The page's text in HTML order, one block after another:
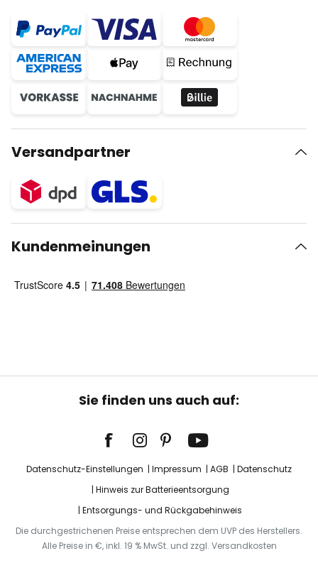
Versandpartner
Kundenmeinungen
Sie finden uns auch auf:
Datenschutz-Einstellungen Impressum AGB
Datenschutz
Hinweis zur Batterieentsorgung
Entsorgungs- und Rückgabehinweis
Die durchgestrichenen Preise entsprechen dem UVP des Herstellers.
Alle Preise in €, inkl. 19 % MwSt. und zzgl. Versandkosten